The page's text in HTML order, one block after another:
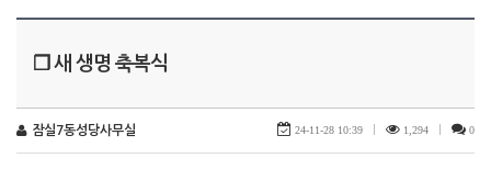
❐ 새 생명 축복식
잠실7동성당사무실 24-11-28 10:39 1,294 0